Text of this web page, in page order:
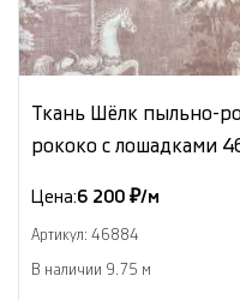
Ткань Шёлк пыльно-
рококо с лошадками
Цена:6 200 ₽/м
Артикул: 46884
В наличии 9.75 м